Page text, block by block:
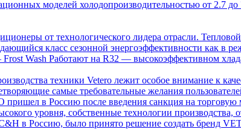
моделей холодопроизводительностью от 2.7
от технологического лидера отрасли.
класс сезонной энергоэффективности как в
Wash Работают на R32 — высокоэффективном
техники Vetero лежит особое внимание к
самые требовательные желания
в Россию после введения санкция на торговую
уровня, собственные технологии
в Россию, было принято решение создать бренд